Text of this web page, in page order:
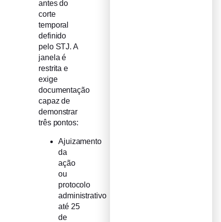
antes do
corte
temporal
definido
pelo STJ. A
janela é
restrita e
exige
documentação
capaz de
demonstrar
três pontos:
Ajuizamento
da
ação
ou
protocolo
administrativo
até 25
de